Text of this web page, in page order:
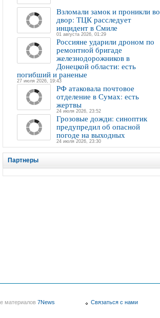
Взломали замок и проникли во
двор: ТЦК расследует
инцидент в Смиле
01 августа 2026, 01:29
Россияне ударили дроном по
ремонтной бригаде
железнодорожников в
Донецкой области: есть
погибший и раненые
27 июля 2026, 19:43
РФ атаковала почтовое
отделение в Сумах: есть
жертвы
24 июля 2026, 23:52
Грозовые дожди: синоптик
предупредил об опасной
погоде на выходных
24 июля 2026, 23:30
Партнеры
материалов 7News
Связаться с нами